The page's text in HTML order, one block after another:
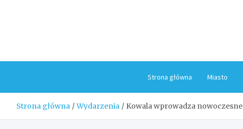
Strona główna Miasto
Strona główna Wydarzenia Kowala wprowadza